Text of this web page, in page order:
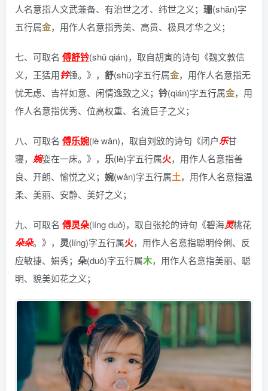
人名意指人文武兼备、有治世之才、纬世之义； 珊(shān)字
五行属金，用作人名意指秀美、高贵、极具才华之义；
七、可取名 傅舒钤(shū qián)， 取自胡寅的诗句《魏文敦信
义，王猛用钤锤。》 ， 舒(shū)字五行属金，用作人名意指无
忧无虑、吉祥如意、闲情逸致之义； 钤(qián)字五行属金，用
作人名意指优秀、位高权重、名流巨子之义；
八、可取名 傅乐婉(lè wǎn)， 取自刘攽的诗句《闭户乐甘
寝， 婉娈在一床。》 ， 乐(lè)字五行属火，用作人名意指善
良、开朗、愉悦之义； 婉(wǎn)字五行属土，用作人名意指温
柔、美丽、安静、美好之义；
九、可取名 傅灵朵(líng duǒ)， 取自张抡的诗句《碧海灵桃花
朵朵。》 ， 灵(líng)字五行属火，用作人名意指聪明伶俐、反
应敏捷、娟秀； 朵(duǒ)字五行属木，用作人名意指美丽、聪
明、貌美如花之义；